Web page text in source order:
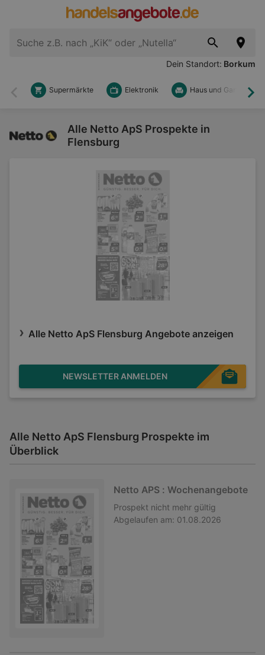
Dein Standort: Borkum
Zurück
Supermärkte Elektronik Haus und Garten
Alle Netto ApS Prospekte in
Flensburg
Alle Netto ApS Flensburg Angebote anzeigen
NEWSLETTER ANMELDEN
Alle Netto ApS Flensburg Prospekte im
Überblick
Netto APS : Wochenangebote
Prospekt nicht mehr gültig
Abgelaufen am: 01.08.2026